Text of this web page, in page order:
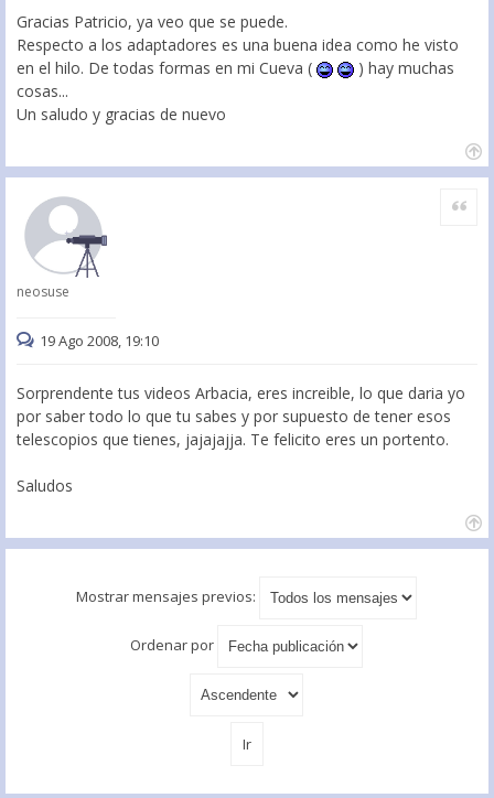
Gracias Patricio, ya veo que se puede.
Respecto a los adaptadores es una buena idea como he visto
en el hilo. De todas formas en mi Cueva (
) hay muchas
cosas...
Un saludo y gracias de nuevo
neosuse
Citar
19 Ago 2008, 19:10
Sorprendente tus videos Arbacia, eres increible, lo que daria yo
por saber todo lo que tu sabes y por supuesto de tener esos
telescopios que tienes, jajajajja. Te felicito eres un portento.
Saludos
Mostrar mensajes previos:
Ordenar por